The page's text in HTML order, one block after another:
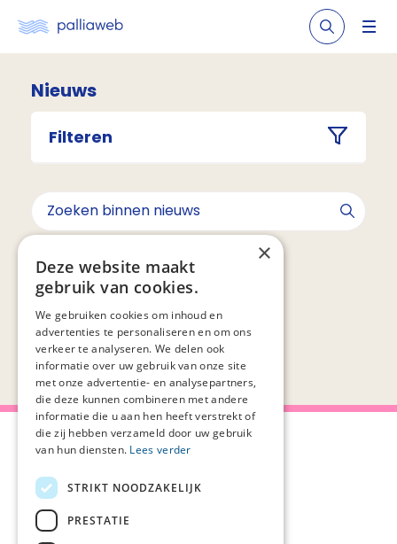
Nieuws
Filteren
Over Palliaweb
Over PZNL
Privacyverklaring
×
Deze website maakt
gebruik van cookies.
We gebruiken cookies om inhoud en
advertenties te personaliseren en om ons
verkeer te analyseren. We delen ook
informatie over uw gebruik van onze site
met onze advertentie- en analysepartners,
die deze kunnen combineren met andere
informatie die u aan hen heeft verstrekt of
die zij hebben verzameld door uw gebruik
van hun diensten. Lees verder
STRIKT NOODZAKELIJK
PRESTATIE